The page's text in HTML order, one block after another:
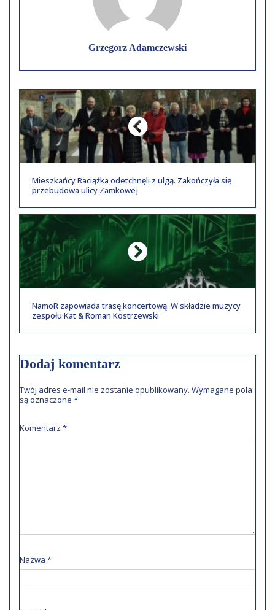
Grzegorz Adamczewski
Mieszkańcy Raciążka odetchnęli z ulgą. Zakończyła się
przebudowa ulicy Zamkowej
NamoR zapowiada trasę koncertową. W składzie muzycy
zespołu Kat & Roman Kostrzewski
Dodaj komentarz
Twój adres e-mail nie zostanie opublikowany. Wymagane pola
są oznaczone *
Komentarz *
Nazwa *